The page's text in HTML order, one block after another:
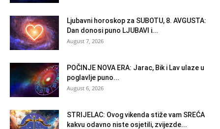
Ljubavni horoskop za SUBOTU, 8. AVGUSTA:
Dan donosi puno LJUBAVI i...
August 7, 2026
POČINJE NOVA ERA: Jarac, Bik i Lav ulaze u
poglavlje puno...
August 6, 2026
STRIJELAC: Ovog vikenda stiže vam SREĆA
kakvu odavno niste osjetili, zvijezde...